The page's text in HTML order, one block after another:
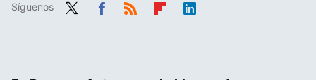
Síguenos